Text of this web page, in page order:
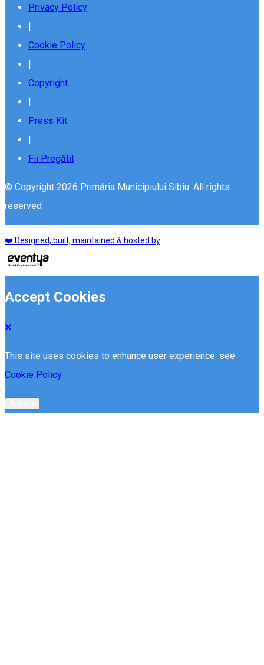
Privacy Policy
|
Cookie Policy
|
Copyright
|
Press Kit
|
Fii Pregătit
© Copyright 2026 Primăria Municipiului Sibiu. All rights
reserved
❤️ Designed, built, maintained & hosted by
Accept Cookies
This site uses cookies to enhance user experience. see
Cookie Policy